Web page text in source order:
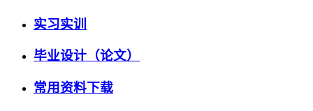
实习实训
毕业设计（论文）
常用资料下载